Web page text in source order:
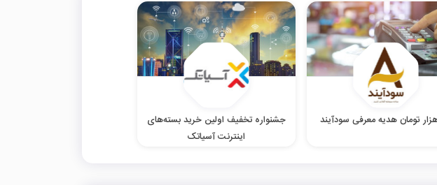
جشنواره تخفیف اولین خرید بسته‌های
اینترنت آسیاتک